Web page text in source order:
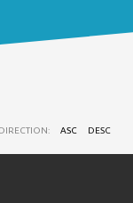
DIRECTION: ASC DESC